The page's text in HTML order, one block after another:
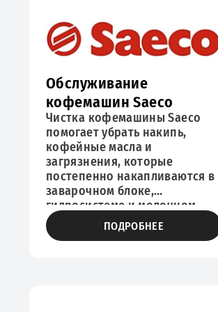
работу системы и помогает
предотвратить
преждевременный износ
Обслуживание
кофемашин Saeco
Чистка кофемашины Saeco
помогает убрать накипь,
кофейные масла и
загрязнения, которые
постепенно накапливаются в
заварочном блоке,
гидросистеме и молочном
контуре. Очистка
кофемашины Саеко особенно
ПОДРОБНЕЕ